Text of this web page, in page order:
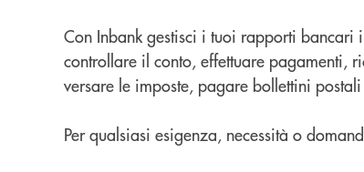
Con Inbank gestisci i tuoi rapporti bancari
controllare il conto, effettuare pagamenti,
versare le imposte, pagare bollettini
Per qualsiasi esigenza, necessità o